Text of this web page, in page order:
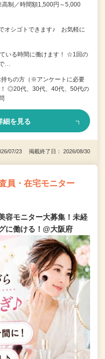
制／時間額1,500円～5,000
オシゴトできます♪ お気軽に
いる時間に働けます！ ☆1回の
…
ちの方（※アンケートに必要
◎20代、30代、40代、50代の
細を見る
07/23 掲載終了日： 2026/08/30
員・在宅モニター
容モニター大募集！未経
に働ける！@大阪府